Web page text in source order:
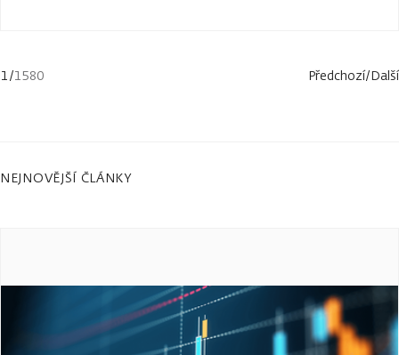
1/1580 Předchozí/Další
NEJNOVĚJŠÍ ČLÁNKY